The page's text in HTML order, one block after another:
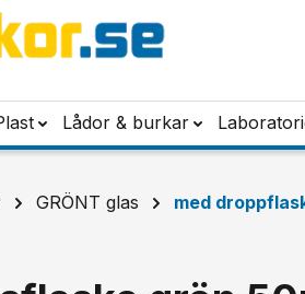
Lådor & burkar
GRÖNT glas med